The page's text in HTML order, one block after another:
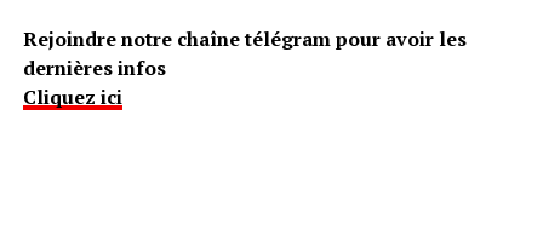
Rejoindre notre chaîne télégram pour avoir les
dernières infos
Cliquez ici